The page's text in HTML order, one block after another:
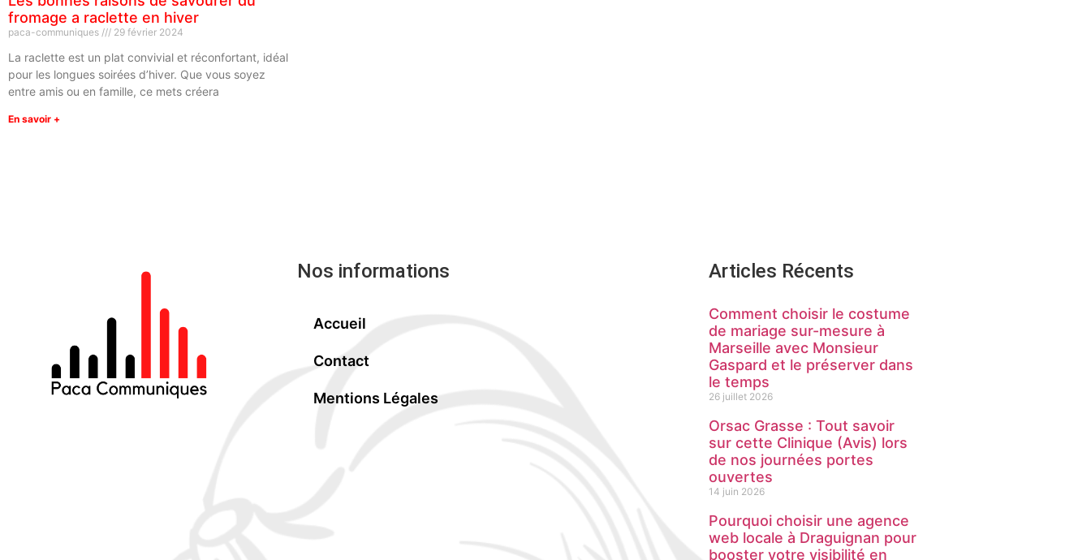
fromage a raclette en hiver
paca-communiques 29 février 2024
La raclette est un plat convivial et réconfortant, idéal
pour les longues soirées d’hiver. Que vous soyez
entre amis ou en famille, ce mets créera
En savoir +
Nos informations
Accueil
Contact
Mentions Légales
Articles Récents
Comment choisir le costume
de mariage sur-mesure à
Marseille avec Monsieur
Gaspard et le préserver dans
le temps
26 juillet 2026
Orsac Grasse : Tout savoir
sur cette Clinique (Avis) lors
de nos journées portes
ouvertes
14 juin 2026
Pourquoi choisir une agence
web locale à Draguignan pour
booster votre visibilité en